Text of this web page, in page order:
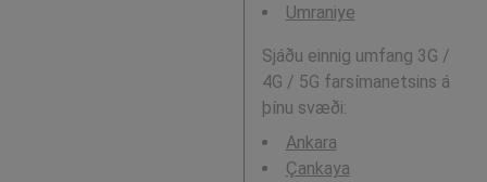
Umraniye
Sjáðu einnig umfang 3G /
4G / 5G farsímanetsins á
þínu svæði:
Ankara
Çankaya